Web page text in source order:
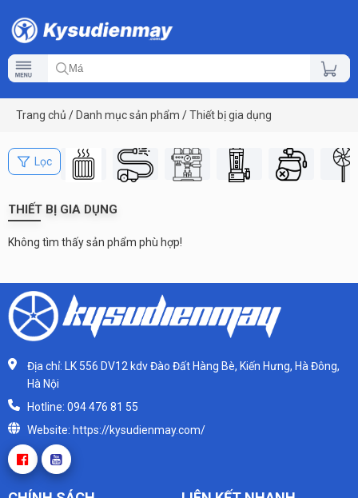
Trang chủ / Danh mục sản phẩm /Thiết bị gia dụng
Lọc
THIẾT BỊ GIA DỤNG
Không tìm thấy sản phẩm phù hợp!
Địa chỉ: LK 556 DV12 kdv Đào Đất Hàng Bè, Kiến Hưng, Hà Đông,
Hà Nội
Hotline: 094 476 81 55
Website: https://kysudienmay.com/